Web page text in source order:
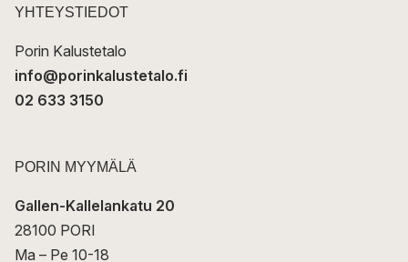
t
YHTEYSTIEDOT
Porin Kalustetalo
info@porinkalustetalo.fi
02 633 3150
PORIN MYYMÄLÄ
Gallen-Kallelankatu 20
28100 PORI
Ma – Pe 10-18